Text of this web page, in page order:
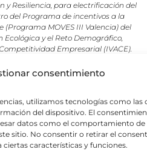
consentimiento
utilizamos tecnologías como las
del dispositivo. El
datos como el comportamiento de
sitio. No consentir o retirar el
características y funciones.
y Resiliencia, para electrificación del
del Programa de incentivos a la
(Programa MOVES III Valencia) del
Ecológica y el Reto Demográfico,
Empresarial (IVACE).
|Todos los derechos reservados a